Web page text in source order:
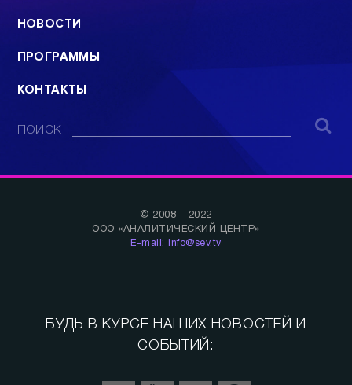
НОВОСТИ
ПРОГРАММЫ
КОНТАКТЫ
ПОИСК
© 2008 - 2022
ООО «АНАЛИТИЧЕСКИЙ ЦЕНТР»
E-mail: info@sev.tv
БУДЬ В КУРСЕ НАШИХ НОВОСТЕЙ И
СОБЫТИЙ: